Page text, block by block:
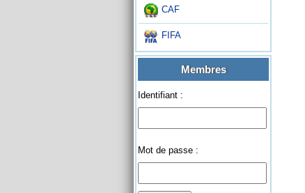
CAF
FIFA
Membres
Identifiant :
Mot de passe :